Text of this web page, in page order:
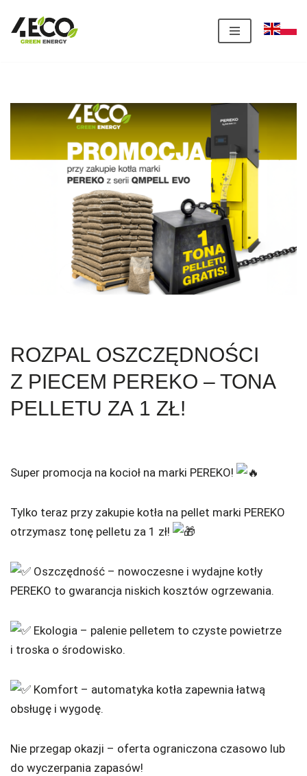
Przejdź
ROZPAL OSZCZĘDNOŚCI
Z PIECEM PEREKO – TONA
PELLETU ZA 1 ZŁ!
Super promocja na kocioł na marki PEREKO!
Tylko teraz przy zakupie kotła na pellet marki PEREKO
otrzymasz tonę pelletu za 1 zł!
Oszczędność – nowoczesne i wydajne kotły
PEREKO to gwarancja niskich kosztów ogrzewania.
Ekologia – palenie pelletem to czyste powietrze
i troska o środowisko.
Komfort – automatyka kotła zapewnia łatwą
obsługę i wygodę.
Nie przegap okazji – oferta ograniczona czasowo lub
do wyczerpania zapasów!